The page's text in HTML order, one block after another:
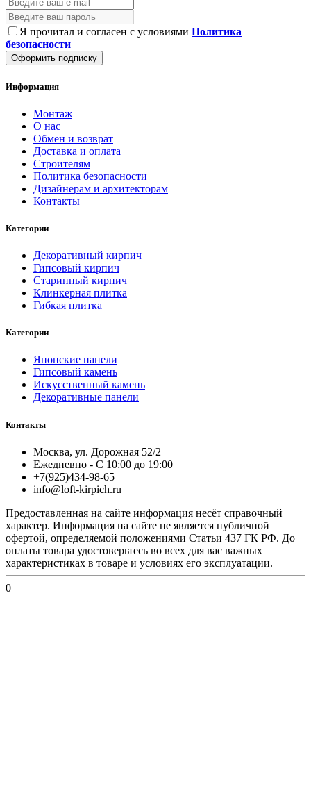
Я прочитал и согласен с условиями Политика
безопасности
Оформить подписку
Информация
Монтаж
О нас
Обмен и возврат
Доставка и оплата
Строителям
Политика безопасности
Дизайнерам и архитекторам
Контакты
Категории
Декоративный кирпич
Гипсовый кирпич
Старинный кирпич
Клинкерная плитка
Гибкая плитка
Категории
Японские панели
Гипсовый камень
Искусственный камень
Декоративные панели
Контакты
Москва, ул. Дорожная 52/2
Ежедневно - С 10:00 до 19:00
+7(925)434-98-65
info@loft-kirpich.ru
Предоставленная на сайте информация несёт справочный
характер. Информация на сайте не является публичной
офертой, определяемой положениями Статьи 437 ГК РФ. До
оплаты товара удостоверьтесь во всех для вас важных
характеристиках в товаре и условиях его эксплуатации.
0